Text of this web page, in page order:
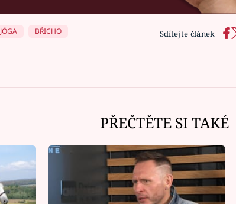
Sdílejte článek
JÓGA
BŘICHO
PŘEČTĚTE SI TAKÉ